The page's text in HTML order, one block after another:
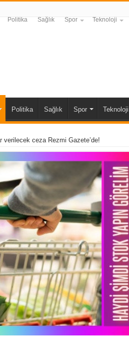
Politika Sağlık Spor Teknoloji
Politika Sağlık Spor Teknoloji
verilecek ceza Rezmi Gazete’de!